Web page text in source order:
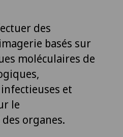
des
basés sur
moléculaires de
et
le
organes.